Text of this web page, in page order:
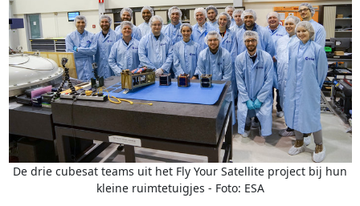
De drie cubesat teams uit het Fly Your Satellite project bij hun
kleine ruimtetuigjes - Foto: ESA